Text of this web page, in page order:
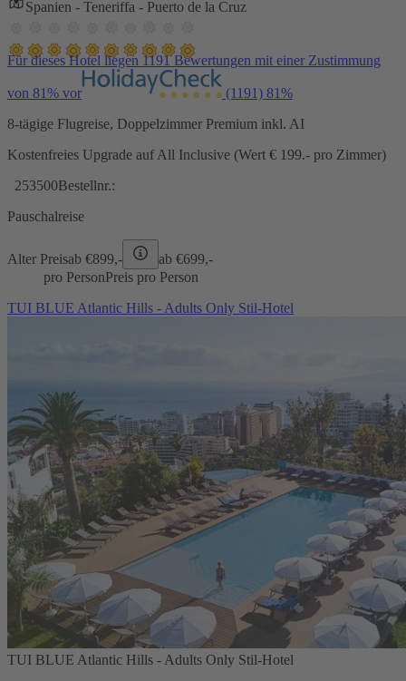
Spanien - Teneriffa - Puerto de la Cruz
Für dieses Hotel liegen 1191 Bewertungen mit einer Zustimmung
von 81% vor (1191) 81%
8-tägige Flugreise, Doppelzimmer Premium inkl. AI
Kostenfreies Upgrade auf All Inclusive (Wert € 199.- pro Zimmer)
253500Bestellnr.:
Pauschalreise
Alter Preisab €899,- ab €699,-
pro PersonPreis pro Person
TUI BLUE Atlantic Hills - Adults Only Stil-Hotel
TUI BLUE Atlantic Hills - Adults Only Stil-Hotel